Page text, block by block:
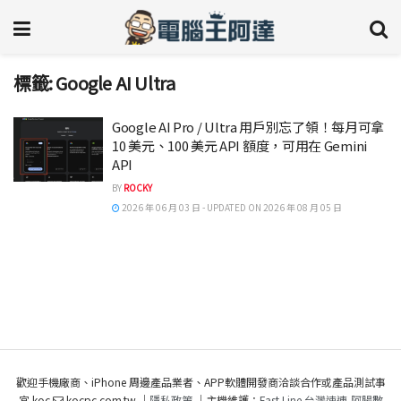
標籤:Google AI Ultra
Google AI Pro / Ultra 用戶別忘了領！每月可拿
10 美元、100 美元 API 額度，可用在 Gemini
API
BY ROCKY
2026 年 06 月 03 日 - UPDATED ON 2026 年 08 月 05 日
歡迎手機廠商、iPhone 周邊產品業者、APP軟體開發商洽談合作或產品測試事